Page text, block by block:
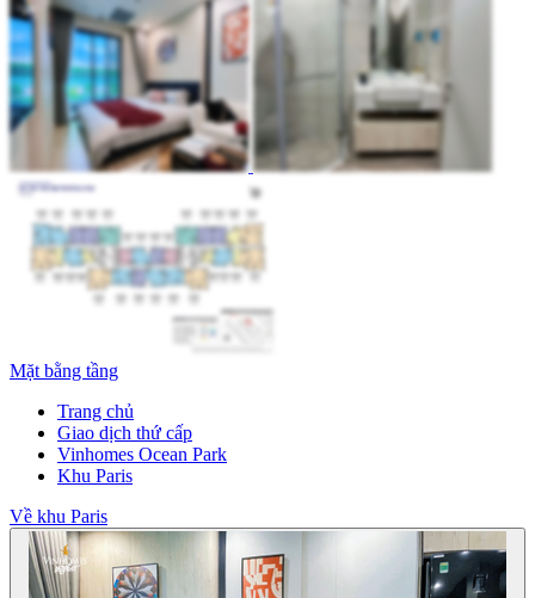
Mặt bằng tầng
Trang chủ
Giao dịch thứ cấp
Vinhomes Ocean Park
Khu Paris
Về khu Paris